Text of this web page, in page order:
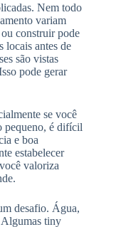
Nem todo
variam
construir pode
locais antes de
são vistas
pode gerar
se você
pequeno, é difícil
e boa
estabelecer
valoriza
desafio. Água,
Algumas tiny